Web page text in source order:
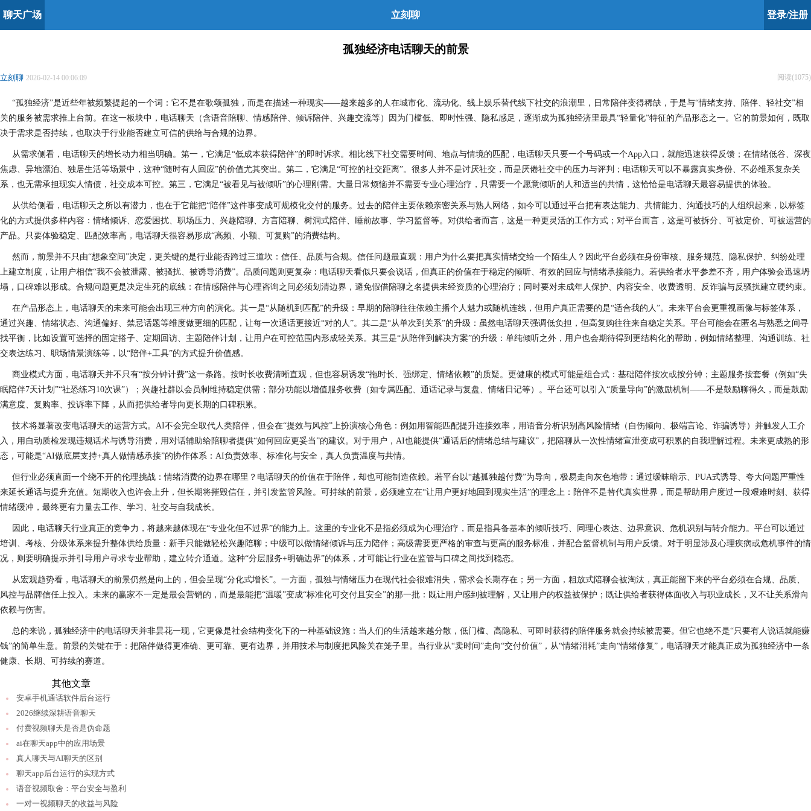
聊天广场 登录/注册
立刻聊
孤独经济电话聊天的前景
立刻聊 2026-02-14 00:06:09 阅读(1075)
“孤独经济”是近些年被频繁提起的一个词：它不是在歌颂孤独，而是在描述一种现实——越来越多的人在城市化、流动化、线上娱乐替代线下社交的浪潮里，日常陪伴变得稀缺，于是与“情绪支持、陪伴、轻社交”相
关的服务被需求推上台前。在这一板块中，电话聊天（含语音陪聊、情感陪伴、倾诉陪伴、兴趣交流等）因为门槛低、即时性强、隐私感足，逐渐成为孤独经济里最具“轻量化”特征的产品形态之一。它的前景如何，既取
决于需求是否持续，也取决于行业能否建立可信的供给与合规的边界。
从需求侧看，电话聊天的增长动力相当明确。第一，它满足“低成本获得陪伴”的即时诉求。相比线下社交需要时间、地点与情境的匹配，电话聊天只要一个号码或一个App入口，就能迅速获得反馈；在情绪低谷、深夜
焦虑、异地漂泊、独居生活等场景中，这种“随时有人回应”的价值尤其突出。第二，它满足“可控的社交距离”。很多人并不是讨厌社交，而是厌倦社交中的压力与评判；电话聊天可以不暴露真实身份、不必维系复杂关
系，也无需承担现实人情债，社交成本可控。第三，它满足“被看见与被倾听”的心理刚需。大量日常烦恼并不需要专业心理治疗，只需要一个愿意倾听的人和适当的共情，这恰恰是电话聊天最容易提供的体验。
从供给侧看，电话聊天之所以有潜力，也在于它能把“陪伴”这件事变成可规模化交付的服务。过去的陪伴主要依赖亲密关系与熟人网络，如今可以通过平台把有表达能力、共情能力、沟通技巧的人组织起来，以标签
化的方式提供多样内容：情绪倾诉、恋爱困扰、职场压力、兴趣陪聊、方言陪聊、树洞式陪伴、睡前故事、学习监督等。对供给者而言，这是一种更灵活的工作方式；对平台而言，这是可被拆分、可被定价、可被运营的
产品。只要体验稳定、匹配效率高，电话聊天很容易形成“高频、小额、可复购”的消费结构。
然而，前景并不只由“想象空间”决定，更关键的是行业能否跨过三道坎：信任、品质与合规。信任问题最直观：用户为什么要把真实情绪交给一个陌生人？因此平台必须在身份审核、服务规范、隐私保护、纠纷处理
上建立制度，让用户相信“我不会被泄露、被骚扰、被诱导消费”。品质问题则更复杂：电话聊天看似只要会说话，但真正的价值在于稳定的倾听、有效的回应与情绪承接能力。若供给者水平参差不齐，用户体验会迅速坍
塌，口碑难以形成。合规问题更是决定生死的底线：在情感陪伴与心理咨询之间必须划清边界，避免假借陪聊之名提供未经资质的心理治疗；同时要对未成年人保护、内容安全、收费透明、反诈骗与反骚扰建立硬约束。
在产品形态上，电话聊天的未来可能会出现三种方向的演化。其一是“从随机到匹配”的升级：早期的陪聊往往依赖主播个人魅力或随机连线，但用户真正需要的是“适合我的人”。未来平台会更重视画像与标签体系，
通过兴趣、情绪状态、沟通偏好、禁忌话题等维度做更细的匹配，让每一次通话更接近“对的人”。其二是“从单次到关系”的升级：虽然电话聊天强调低负担，但高复购往往来自稳定关系。平台可能会在匿名与熟悉之间寻
找平衡，比如设置可选择的固定搭子、定期回访、主题陪伴计划，让用户在可控范围内形成轻关系。其三是“从陪伴到解决方案”的升级：单纯倾听之外，用户也会期待得到更结构化的帮助，例如情绪整理、沟通训练、社
交表达练习、职场情景演练等，以“陪伴+工具”的方式提升价值感。
商业模式方面，电话聊天并不只有“按分钟计费”这一条路。按时长收费清晰直观，但也容易诱发“拖时长、强绑定、情绪依赖”的质疑。更健康的模式可能是组合式：基础陪伴按次或按分钟；主题服务按套餐（例如“失
眠陪伴7天计划”“社恐练习10次课”）；兴趣社群以会员制维持稳定供需；部分功能以增值服务收费（如专属匹配、通话记录与复盘、情绪日记等）。平台还可以引入“质量导向”的激励机制——不是鼓励聊得久，而是鼓励
满意度、复购率、投诉率下降，从而把供给者导向更长期的口碑积累。
技术将显著改变电话聊天的运营方式。AI不会完全取代人类陪伴，但会在“提效与风控”上扮演核心角色：例如用智能匹配提升连接效率，用语音分析识别高风险情绪（自伤倾向、极端言论、诈骗诱导）并触发人工介
入，用自动质检发现违规话术与诱导消费，用对话辅助给陪聊者提供“如何回应更妥当”的建议。对于用户，AI也能提供“通话后的情绪总结与建议”，把陪聊从一次性情绪宣泄变成可积累的自我理解过程。未来更成熟的形
态，可能是“AI做底层支持+真人做情感承接”的协作体系：AI负责效率、标准化与安全，真人负责温度与共情。
但行业必须直面一个绕不开的伦理挑战：情绪消费的边界在哪里？电话聊天的价值在于陪伴，却也可能制造依赖。若平台以“越孤独越付费”为导向，极易走向灰色地带：通过暧昧暗示、PUA式诱导、夸大问题严重性
来延长通话与提升充值。短期收入也许会上升，但长期将摧毁信任，并引发监管风险。可持续的前景，必须建立在“让用户更好地回到现实生活”的理念上：陪伴不是替代真实世界，而是帮助用户度过一段艰难时刻、获得
情绪缓冲，最终更有力量去工作、学习、社交与自我成长。
因此，电话聊天行业真正的竞争力，将越来越体现在“专业化但不过界”的能力上。这里的专业化不是指必须成为心理治疗，而是指具备基本的倾听技巧、同理心表达、边界意识、危机识别与转介能力。平台可以通过
培训、考核、分级体系来提升整体供给质量：新手只能做轻松兴趣陪聊；中级可以做情绪倾诉与压力陪伴；高级需要更严格的审查与更高的服务标准，并配合监督机制与用户反馈。对于明显涉及心理疾病或危机事件的情
况，则要明确提示并引导用户寻求专业帮助，建立转介通道。这种“分层服务+明确边界”的体系，才可能让行业在监管与口碑之间找到稳态。
从宏观趋势看，电话聊天的前景仍然是向上的，但会呈现“分化式增长”。一方面，孤独与情绪压力在现代社会很难消失，需求会长期存在；另一方面，粗放式陪聊会被淘汰，真正能留下来的平台必须在合规、品质、
风控与品牌信任上投入。未来的赢家不一定是最会营销的，而是最能把“温暖”变成“标准化可交付且安全”的那一批：既让用户感到被理解，又让用户的权益被保护；既让供给者获得体面收入与职业成长，又不让关系滑向
依赖与伤害。
总的来说，孤独经济中的电话聊天并非昙花一现，它更像是社会结构变化下的一种基础设施：当人们的生活越来越分散，低门槛、高隐私、可即时获得的陪伴服务就会持续被需要。但它也绝不是“只要有人说话就能赚
钱”的简单生意。前景的关键在于：把陪伴做得更准确、更可靠、更有边界，并用技术与制度把风险关在笼子里。当行业从“卖时间”走向“交付价值”，从“情绪消耗”走向“情绪修复”，电话聊天才能真正成为孤独经济中一条
健康、长期、可持续的赛道。
其他文章
安卓手机通话软件后台运行
2026继续深耕语音聊天
付费视频聊天是否是伪命题
ai在聊天app中的应用场景
真人聊天与AI聊天的区别
聊天app后台运行的实现方式
语音视频取舍：平台安全与盈利
一对一视频聊天的收益与风险